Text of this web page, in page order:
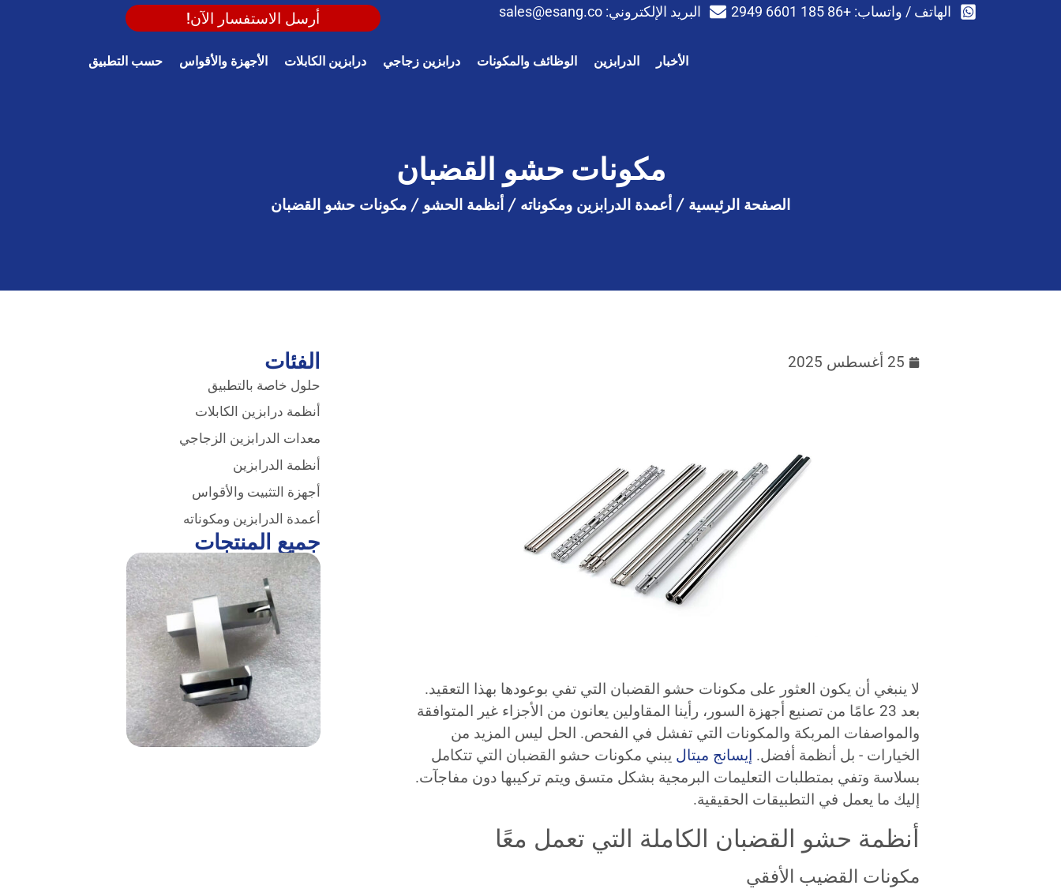
الهاتف / واتساب: +86 185 6601 2949 البريد الإلكتروني: sales@esang.co أرسل الاستفسار الآن!
الأخبار الدرابزين الوظائف والمكونات درابزين زجاجي درابزين الكابلات الأجهزة والأقواس حسب التطبيق
مكونات حشو القضبان
الصفحة الرئيسية / أعمدة الدرابزين ومكوناته / أنظمة الحشو / مكونات حشو القضبان
25 أغسطس 2025
لا ينبغي أن يكون العثور على مكونات حشو القضبان التي تفي بوعودها بهذا التعقيد.
بعد 23 عامًا من تصنيع أجهزة السور، رأينا المقاولين يعانون من الأجزاء غير المتوافقة
والمواصفات المربكة والمكونات التي تفشل في الفحص. الحل ليس المزيد من
الخيارات - بل أنظمة أفضل. إيسانج ميتال يبني مكونات حشو القضبان التي تتكامل
بسلاسة وتفي بمتطلبات التعليمات البرمجية بشكل متسق ويتم تركيبها دون مفاجآت.
إليك ما يعمل في التطبيقات الحقيقية.
أنظمة حشو القضبان الكاملة التي تعمل معًا
مكونات القضيب الأفقي
الفئات
حلول خاصة بالتطبيق
أنظمة درابزين الكابلات
معدات الدرابزين الزجاجي
أنظمة الدرابزين
أجهزة التثبيت والأقواس
أعمدة الدرابزين ومكوناته
جميع المنتجات